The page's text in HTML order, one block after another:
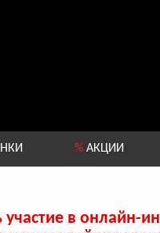
% АКЦИИ
в онлайн-